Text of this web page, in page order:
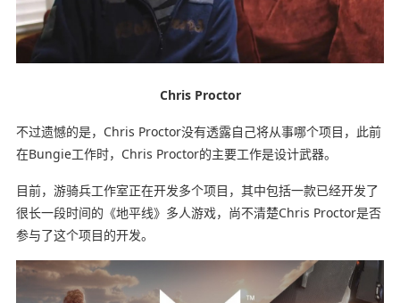
Chris Proctor
不过遗憾的是，Chris Proctor没有透露自己将从事哪个项目，此前
在Bungie工作时，Chris Proctor的主要工作是设计武器。
目前，游骑兵工作室正在开发多个项目，其中包括一款已经开发了
很长一段时间的《地平线》多人游戏，尚不清楚Chris Proctor是否
参与了这个项目的开发。